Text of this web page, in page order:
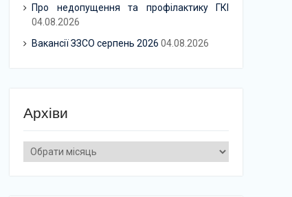
Про недопущення та профілактику ГКІ
04.08.2026
Вакансії ЗЗСО серпень 2026 04.08.2026
Архіви
Архіви